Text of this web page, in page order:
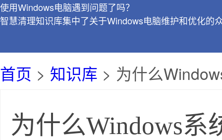
使用Windows电脑遇到问题了吗？
智慧清理知识库集中了关于Windows电脑维护和优化的
首页 > 知识库 > 为什么
为什么Windows